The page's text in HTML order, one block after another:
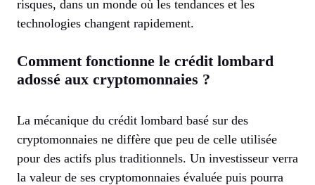
risques, dans un monde où les tendances et les
technologies changent rapidement.
Comment fonctionne le crédit lombard
adossé aux cryptomonnaies ?
La mécanique du crédit lombard basé sur des
cryptomonnaies ne diffère que peu de celle utilisée
pour des actifs plus traditionnels. Un investisseur verra
la valeur de ses cryptomonnaies évaluée puis pourra